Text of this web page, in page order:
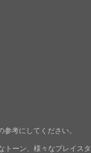
考にしてください。
トーン、様々なプレイスタ